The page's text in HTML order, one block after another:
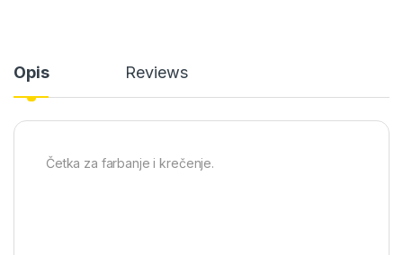
Opis Reviews
Četka za farbanje i krečenje.